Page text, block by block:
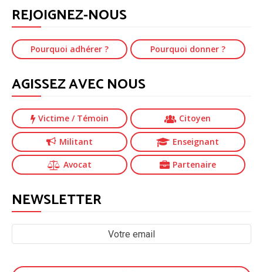
REJOIGNEZ-NOUS
Pourquoi adhérer ? Pourquoi donner ?
AGISSEZ AVEC NOUS
Victime / Témoin Citoyen
Militant Enseignant
Avocat Partenaire
NEWSLETTER